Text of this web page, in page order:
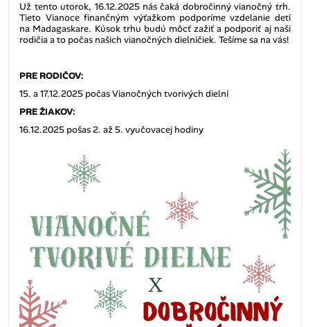
Už tento utorok, 16.12.2025 nás čaká dobročinný vianočný trh.
Tieto Vianoce finančným výťažkom podporíme vzdelanie detí
na Madagaskare. Kúsok trhu budú môcť zažiť a podporiť aj naši
rodičia a to počas našich vianočných dielničiek. Tešíme sa na vás!
PRE RODIČOV:
15. a 17.12.2025 počas Vianočných tvorivých dielní
PRE ŽIAKOV:
16.12.2025 pošas 2. až 5. vyučovacej hodiny